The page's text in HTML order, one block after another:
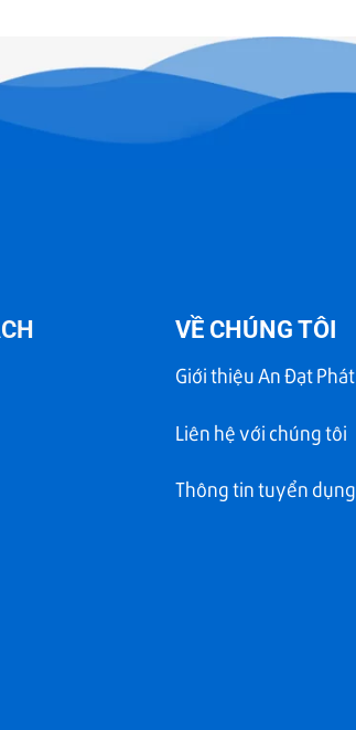
VỀ CHÚNG TÔI
Giới thiệu An Đạt Phát
Liên hệ với chúng tôi
Thông tin tuyển dụng